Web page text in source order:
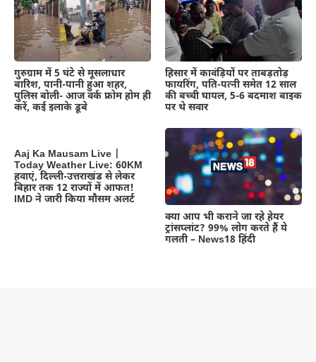
गुरुग्राम में 5 घंटे से मूसलाधार
बारिश, पानी-पानी हुआ शहर,
पुलिस बोली- आज वर्क फ्रोम होम ही
करें, कई इलाके डूबे
हिसार में कावंड़ियों पर ताबड़तोड़
फायरिंग, पति-पत्नी समेत 12 साल
की बच्ची घायल, 5-6 बदमाश बाइक
पर थे सवार
Aaj Ka Mausam Live |
Today Weather Live: 60KM
हवाएं, दिल्ली-उत्तराखंड से लेकर
बिहार तक 12 राज्यों में आफत!
IMD ने जारी किया मौसम अलर्ट
क्या आप भी कराने जा रहे हेयर
ट्रांसप्लांट? 99% लोग करते हैं ये
गलती – News18 हिंदी